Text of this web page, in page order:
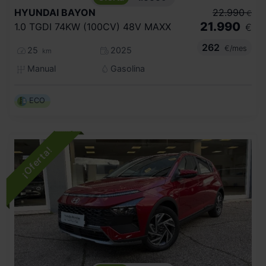
HYUNDAI BAYON
1.0 TGDI 74KW (100CV) 48V MAXX
25 km
2025
Manual
Gasolina
22.990 €
21.990 €
262
€/mes
ECO